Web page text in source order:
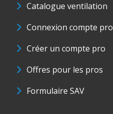
Catalogue ventilation
Connexion compte pro
Créer un compte pro
Offres pour les pros
Formulaire SAV